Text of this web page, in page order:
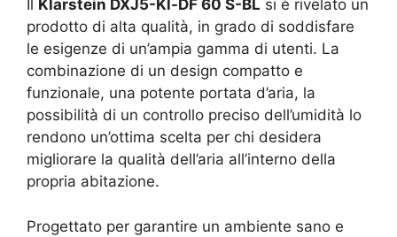
Il Klarstein DXJ5-Kl-DF 60 S-BL si è rivelato un
prodotto di alta qualità, in grado di soddisfare
le esigenze di un’ampia gamma di utenti. La
combinazione di un design compatto e
funzionale, una potente portata d’aria, la
possibilità di un controllo preciso dell’umidità lo
rendono un’ottima scelta per chi desidera
migliorare la qualità dell’aria all’interno della
propria abitazione.
Progettato per garantire un ambiente sano e